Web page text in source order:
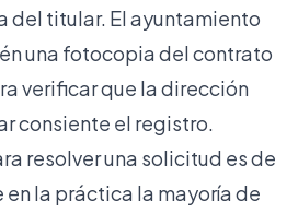
del titular. El ayuntamiento
una fotocopia del contrato
verificar que la dirección
consiente el registro.
resolver una solicitud es de
en la práctica la mayoría de